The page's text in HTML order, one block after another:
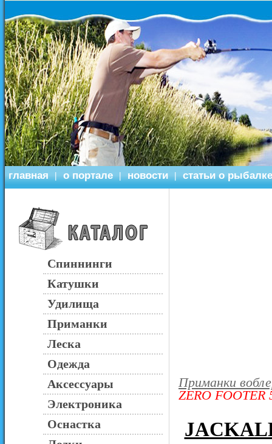
главная | о портале | новости | статьи о рыбалке
Спиннинги
Катушки
Удилища
Приманки
Леска
Одежда
Аксессуары
Электроника
Оснастка
Приманки
ZERO FOOTER